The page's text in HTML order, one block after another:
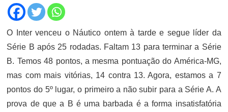
O Inter venceu o Náutico ontem à tarde e segue líder da
Série B após 25 rodadas. Faltam 13 para terminar a Série
B. Temos 48 pontos, a mesma pontuação do América-MG,
mas com mais vitórias, 14 contra 13. Agora, estamos a 7
pontos do 5º lugar, o primeiro a não subir para a Série A. A
prova de que a B é uma barbada é a forma insatisfatória